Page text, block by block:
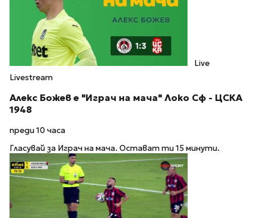
Live
Livestream
Алекс Божев е "Играч на мача" Локо Сф - ЦСКА
1948
преди 10 часа
Гласувай за Играч на мача. Остават ти 15 минути.